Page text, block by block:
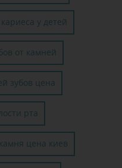
у детей
от камней
зубов цена
рта
цена киев